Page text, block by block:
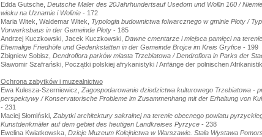
Edda Gutsche, Deutsche Maler des 20Jahrhundertsauf Usedom und Wollin 160 /
wieku na Uznamie i Wolinie- 172
Maria Witek, Waldemar Witek,
Typologia budownictwa folwarcznego w gminie Płoty /
Vorwerksbaus in der Gemeinde Płoty- 185
Andrzej Kuczkowski, Jacek Kuczkowski, Dawne cmentarze i miejsca pamięci na
Ehemalige Friedhöfe und Gedenkstätten in der Gemeinde Brojce im Kreis Gryfice- 199
Zbigniew Sobisz, Dendroflora parków miasta Trzebiatowa / Dendroflora in Parks der
Sławomir Szafrański, Początki polskiej afrykanistyki / Anfänge der polnischen
Ochrona zabytków i muzealnictwo
Ewa Kulesza-Szerniewicz, Zagospodarowanie dziedzictwa kulturowego Trzebiatowa -
perspektywy / Konservatorische Probleme im Zusammenhang mit der Erhaltung von
- 231
Maciej Słomiński, Zabytki architektury sakralnej na terenie obecnego powiatu
Kunstdenkmäler auf dem gebiet des heutigen Landkreises Pyrzyce- 238
Ewelina Kwiatkowska, Dzieje Muzeum Kolejnictwa w Warszawie. Stała Wystawa